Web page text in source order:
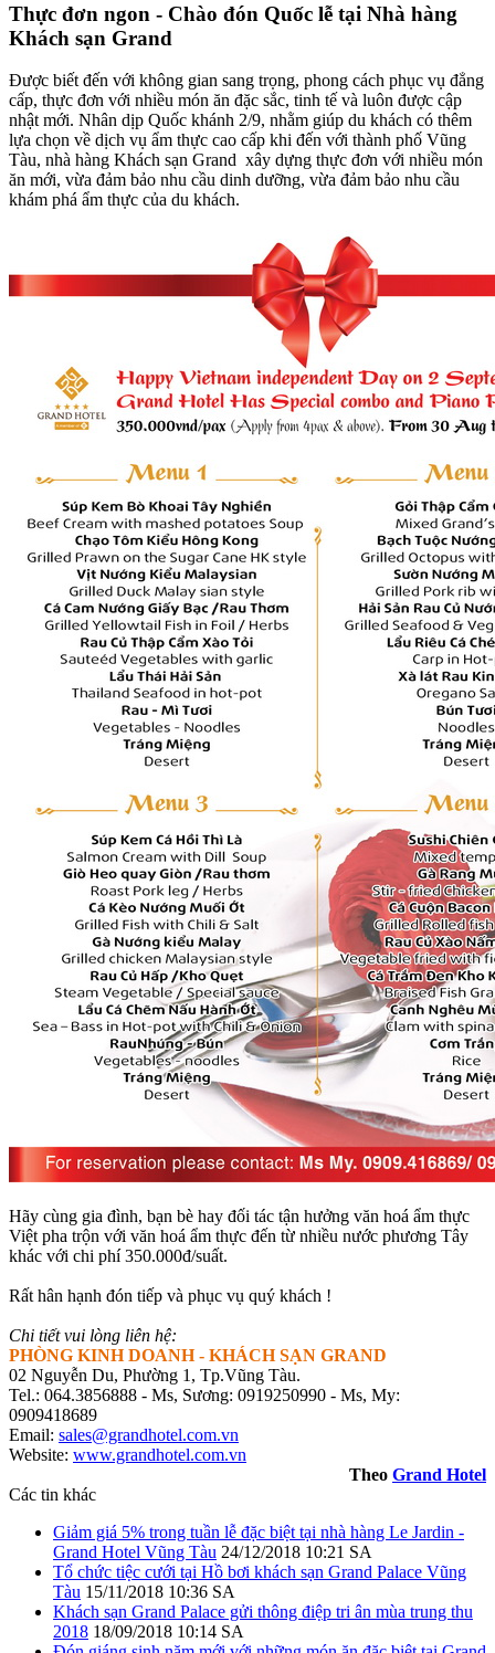
Thực đơn ngon - Chào đón Quốc lễ tại Nhà hàng
Khách sạn Grand
Được biết đến với không gian sang trọng, phong cách phục vụ đẳng
cấp, thực đơn với nhiều món ăn đặc sắc, tinh tế và luôn được cập
nhật mới. Nhân dịp Quốc khánh 2/9, nhằm giúp du khách có thêm
lựa chọn về dịch vụ ẩm thực cao cấp khi đến với thành phố Vũng
Tàu, nhà hàng Khách sạn Grand xây dựng thực đơn với nhiều món
ăn mới, vừa đảm bảo nhu cầu dinh dưỡng, vừa đảm bảo nhu cầu
khám phá ẩm thực của du khách.
Hãy cùng gia đình, bạn bè hay đối tác tận hưởng văn hoá ẩm thực
Việt pha trộn với văn hoá ẩm thực đến từ nhiều nước phương Tây
khác với chi phí 350.000đ/suất.
Rất hân hạnh đón tiếp và phục vụ quý khách !
Chi tiết vui lòng liên hệ:
PHÒNG KINH DOANH - KHÁCH SẠN GRAND
02 Nguyễn Du, Phường 1, Tp.Vũng Tàu.
Tel.: 064.3856888 - Ms, Sương: 0919250990 - Ms, My:
0909418689
Email: sales@grandhotel.com.vn
Website: www.grandhotel.com.vn
Theo Grand Hotel
Các tin khác
Giảm giá 5% trong tuần lễ đặc biệt tại nhà hàng Le Jardin -
Grand Hotel Vũng Tàu 24/12/2018 10:21 SA
Tổ chức tiệc cưới tại Hồ bơi khách sạn Grand Palace Vũng
Tàu 15/11/2018 10:36 SA
Khách sạn Grand Palace gửi thông điệp tri ân mùa trung thu
2018 18/09/2018 10:14 SA